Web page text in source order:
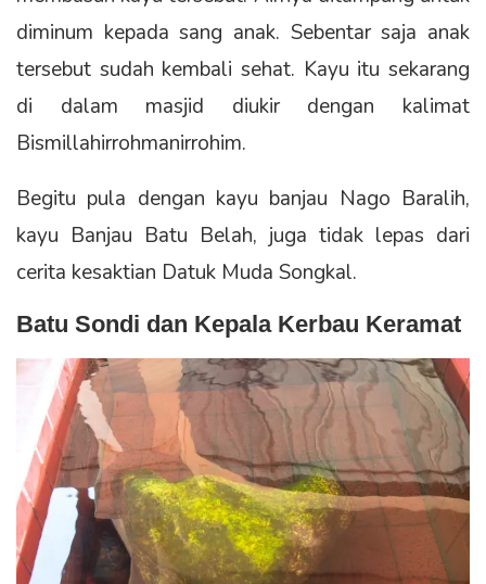
diminum kepada sang anak. Sebentar saja anak
tersebut sudah kembali sehat. Kayu itu sekarang
di dalam masjid diukir dengan kalimat
Bismillahirrohmanirrohim.
Begitu pula dengan kayu banjau Nago Baralih,
kayu Banjau Batu Belah, juga tidak lepas dari
cerita kesaktian Datuk Muda Songkal.
Batu Sondi dan Kepala Kerbau Keramat